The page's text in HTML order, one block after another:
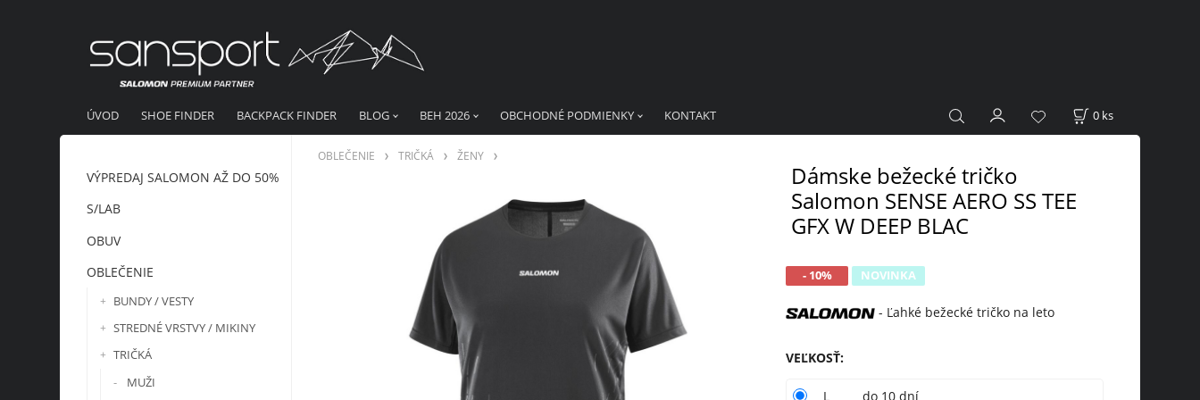
ÚVOD SHOE FINDER BACKPACK FINDER BLOG BEH 2026 OBCHODNÉ PODMIENKY KONTAKT 0 ks
VÝPREDAJ SALOMON AŽ DO 50%
S/LAB
OBUV
OBLEČENIE
BUNDY / VESTY
STREDNÉ VRSTVY / MIKINY
TRIČKÁ
MUŽI
OBLEČENIE TRIČKÁ ŽENY
Dámske bežecké tričko
Salomon SENSE AERO SS TEE
GFX W DEEP BLAC
- 10% NOVINKA
- Ľahké bežecké tričko na leto
VEĽKOSŤ:
L do 10 dní